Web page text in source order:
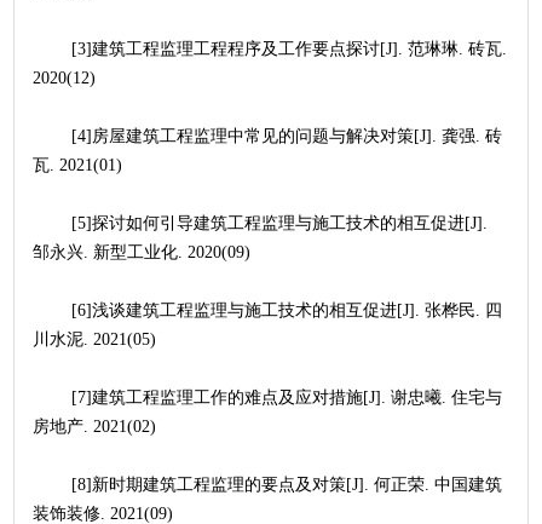
2020(12)
瓦. 2021(01)
邹永兴. 新型工业化. 2020(09)
川水泥. 2021(05)
房地产. 2021(02)
装饰装修. 2021(09)